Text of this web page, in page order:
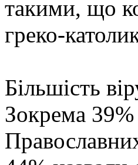
такими, що
греко-
Більшість
Зокрема